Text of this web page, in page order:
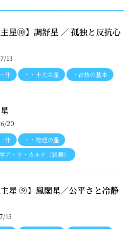
主星⑩】調舒星 ／ 孤独と反抗心
13
什 ・・十大主星 ・占技の基本
20
什
・・総理の星
ア・ラ・カルテ（雑纂）
主星 ⑨】鳳閣星／公平さと冷静
13